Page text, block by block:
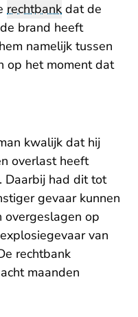
rechtbank dat de
brand heeft
namelijk tussen
op het moment dat
kwalijk dat hij
overlast heeft
Daarbij had dit tot
gevaar kunnen
overgeslagen op
van
rechtbank
maanden